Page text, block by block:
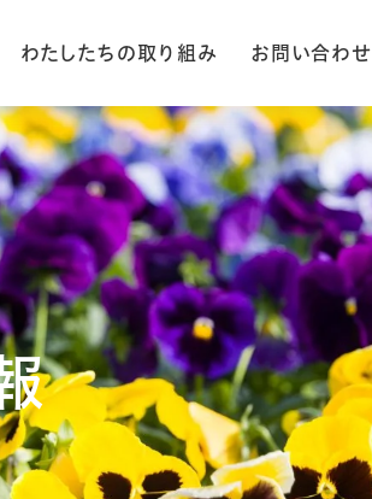
わたしたちの取り組み お問い合わせ